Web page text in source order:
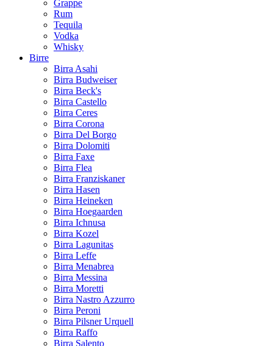
Grappe
Rum
Tequila
Vodka
Whisky
Birre
Birra Asahi
Birra Budweiser
Birra Beck's
Birra Castello
Birra Ceres
Birra Corona
Birra Del Borgo
Birra Dolomiti
Birra Faxe
Birra Flea
Birra Franziskaner
Birra Hasen
Birra Heineken
Birra Hoegaarden
Birra Ichnusa
Birra Kozel
Birra Lagunitas
Birra Leffe
Birra Menabrea
Birra Messina
Birra Moretti
Birra Nastro Azzurro
Birra Peroni
Birra Pilsner Urquell
Birra Raffo
Birra Salento